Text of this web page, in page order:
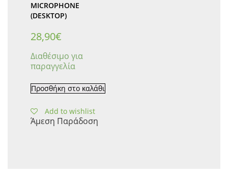
MICROPHONE
(DESKTOP)
28,90€
Διαθέσιμο για
παραγγελία
Προσθήκη στο καλάθι
Add to wishlist
Άμεση Παράδοση